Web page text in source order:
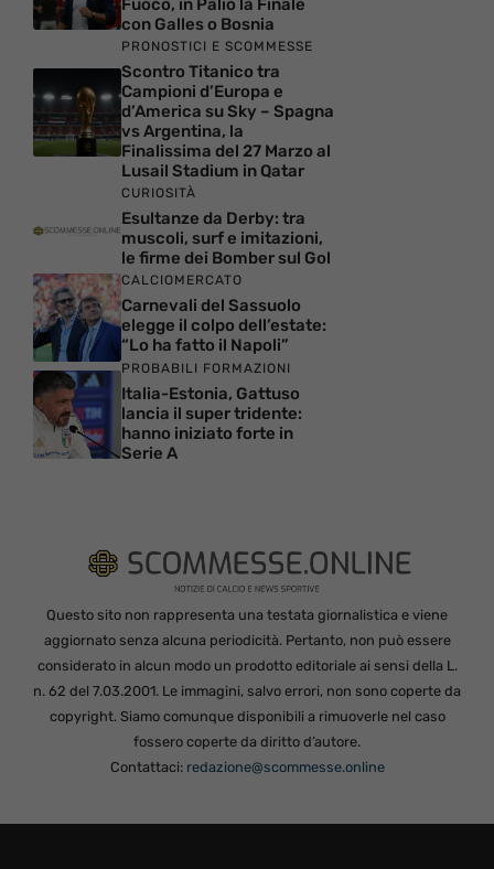
Fuoco, in Palio la Finale
con Galles o Bosnia
PRONOSTICI E SCOMMESSE
Scontro Titanico tra
Campioni d’Europa e
d’America su Sky – Spagna
vs Argentina, la
Finalissima del 27 Marzo al
Lusail Stadium in Qatar
CURIOSITÀ
Esultanze da Derby: tra
muscoli, surf e imitazioni,
le firme dei Bomber sul Gol
CALCIOMERCATO
Carnevali del Sassuolo
elegge il colpo dell’estate:
“Lo ha fatto il Napoli”
PROBABILI FORMAZIONI
Italia-Estonia, Gattuso
lancia il super tridente:
hanno iniziato forte in
Serie A
Questo sito non rappresenta una testata giornalistica e viene
aggiornato senza alcuna periodicità. Pertanto, non può essere
considerato in alcun modo un prodotto editoriale ai sensi della L.
n. 62 del 7.03.2001. Le immagini, salvo errori, non sono coperte da
copyright. Siamo comunque disponibili a rimuoverle nel caso
fossero coperte da diritto d’autore.
Contattaci: redazione@scommesse.online